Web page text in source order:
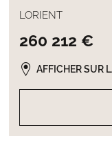
LORIENT
260 212 €
AFFICHER SUR